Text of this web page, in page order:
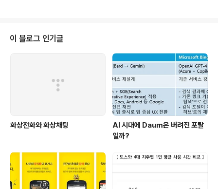
이하다고 생각했다.내가 종사하는 분야가 제조사 관련 업
무다 보니 그쪽을 선택하고 다음을 눌렀더니 바로 아래와
같은 페이지가 떴다.한마디로 관련업계 사람에게는 설문을
안 받는다는 것이다. 생각을 해보니 당연한 것 같다. 일반인
의 의식 수준을 묻는 설문에 관련업계의 의견이 끼어들면
안되는 법이니깐.. 그런데 첫 질문을..
이 블로그 인기글
화상전화와 화상채팅
AI 시대에 Daum은 버려진 포탈
일까?